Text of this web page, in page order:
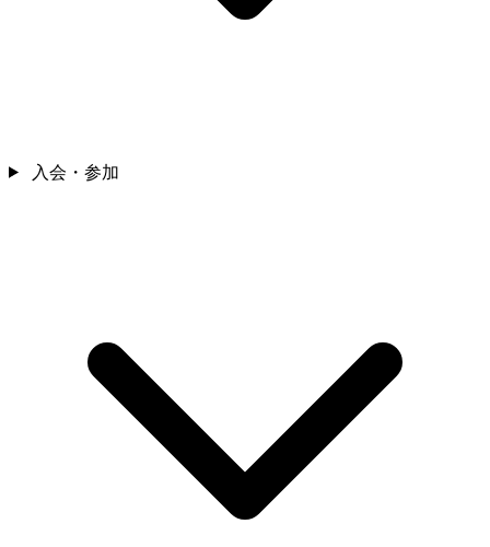
入会・参加